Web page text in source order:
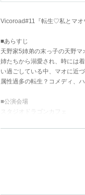
Vicoroad#11『転生♡私とマオ
■あらすじ
天野家5姉弟の末っ子の天野マ
姉たちから溺愛され、時には
い過ごしている中、マオに近
属性過多の転生？コメディ、
■公演会場
スタジオドラゴンカフェ